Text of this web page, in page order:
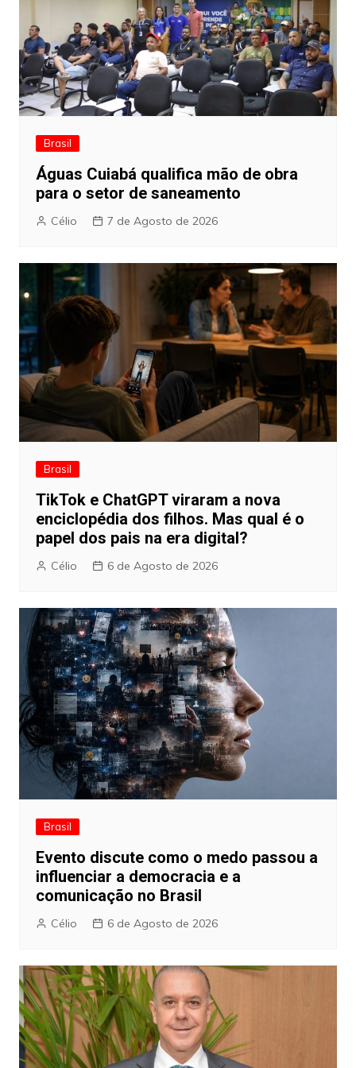
Brasil
Águas Cuiabá qualifica mão de obra
para o setor de saneamento
Célio 7 de Agosto de 2026
Brasil
TikTok e ChatGPT viraram a nova
enciclopédia dos filhos. Mas qual é o
papel dos pais na era digital?
Célio 6 de Agosto de 2026
Brasil
Evento discute como o medo passou a
influenciar a democracia e a
comunicação no Brasil
Célio 6 de Agosto de 2026